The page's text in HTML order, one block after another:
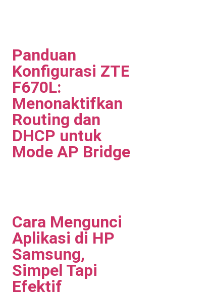
Panduan
Konfigurasi ZTE
F670L:
Menonaktifkan
Routing dan
DHCP untuk
Mode AP Bridge
Cara Mengunci
Aplikasi di HP
Samsung,
Simpel Tapi
Efektif